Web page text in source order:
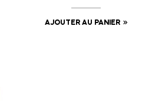
AJOUTER AU PANIER